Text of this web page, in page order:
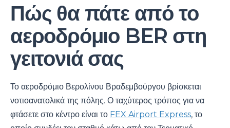
Πώς θα πάτε από το
αεροδρόμιο BER στη
γειτονιά σας
Το αεροδρόμιο Βερολίνου Βραδεμβούργου βρίσκεται
νοτιοανατολικά της πόλης. Ο ταχύτερος τρόπος για να
φτάσετε στο κέντρο είναι το FEX Airport Express, το